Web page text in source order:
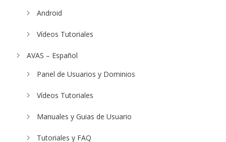
Android
Vídeos Tutoriales
AVAS – Español
Panel de Usuarios y Dominios
Vídeos Tutoriales
Manuales y Guias de Usuario
Tutoriales y FAQ